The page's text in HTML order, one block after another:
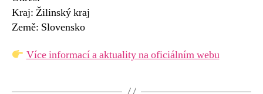
Kraj: Žilinský kraj
Země: Slovensko
Více informací a aktuality na oficiálním webu